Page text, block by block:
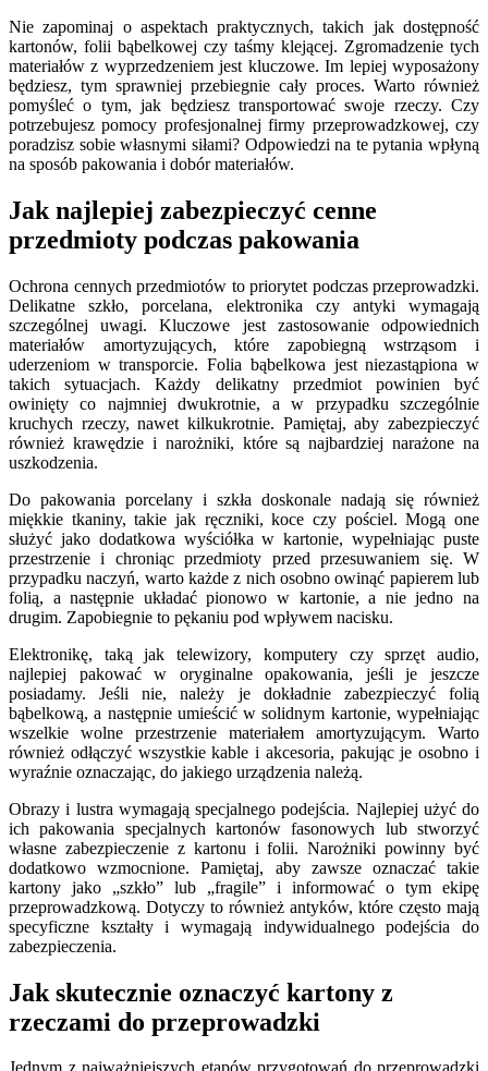
Nie zapominaj o aspektach praktycznych, takich jak dostępność
kartonów, folii bąbelkowej czy taśmy klejącej. Zgromadzenie tych
materiałów z wyprzedzeniem jest kluczowe. Im lepiej wyposażony
będziesz, tym sprawniej przebiegnie cały proces. Warto również
pomyśleć o tym, jak będziesz transportować swoje rzeczy. Czy
potrzebujesz pomocy profesjonalnej firmy przeprowadzkowej, czy
poradzisz sobie własnymi siłami? Odpowiedzi na te pytania wpłyną
na sposób pakowania i dobór materiałów.
Jak najlepiej zabezpieczyć cenne
przedmioty podczas pakowania
Ochrona cennych przedmiotów to priorytet podczas przeprowadzki.
Delikatne szkło, porcelana, elektronika czy antyki wymagają
szczególnej uwagi. Kluczowe jest zastosowanie odpowiednich
materiałów amortyzujących, które zapobiegną wstrząsom i
uderzeniom w transporcie. Folia bąbelkowa jest niezastąpiona w
takich sytuacjach. Każdy delikatny przedmiot powinien być
owinięty co najmniej dwukrotnie, a w przypadku szczególnie
kruchych rzeczy, nawet kilkukrotnie. Pamiętaj, aby zabezpieczyć
również krawędzie i narożniki, które są najbardziej narażone na
uszkodzenia.
Do pakowania porcelany i szkła doskonale nadają się również
miękkie tkaniny, takie jak ręczniki, koce czy pościel. Mogą one
służyć jako dodatkowa wyściółka w kartonie, wypełniając puste
przestrzenie i chroniąc przedmioty przed przesuwaniem się. W
przypadku naczyń, warto każde z nich osobno owinąć papierem lub
folią, a następnie układać pionowo w kartonie, a nie jedno na
drugim. Zapobiegnie to pękaniu pod wpływem nacisku.
Elektronikę, taką jak telewizory, komputery czy sprzęt audio,
najlepiej pakować w oryginalne opakowania, jeśli je jeszcze
posiadamy. Jeśli nie, należy je dokładnie zabezpieczyć folią
bąbelkową, a następnie umieścić w solidnym kartonie, wypełniając
wszelkie wolne przestrzenie materiałem amortyzującym. Warto
również odłączyć wszystkie kable i akcesoria, pakując je osobno i
wyraźnie oznaczając, do jakiego urządzenia należą.
Obrazy i lustra wymagają specjalnego podejścia. Najlepiej użyć do
ich pakowania specjalnych kartonów fasonowych lub stworzyć
własne zabezpieczenie z kartonu i folii. Narożniki powinny być
dodatkowo wzmocnione. Pamiętaj, aby zawsze oznaczać takie
kartony jako „szkło” lub „fragile” i informować o tym ekipę
przeprowadzkową. Dotyczy to również antyków, które często mają
specyficzne kształty i wymagają indywidualnego podejścia do
zabezpieczenia.
Jak skutecznie oznaczyć kartony z
rzeczami do przeprowadzki